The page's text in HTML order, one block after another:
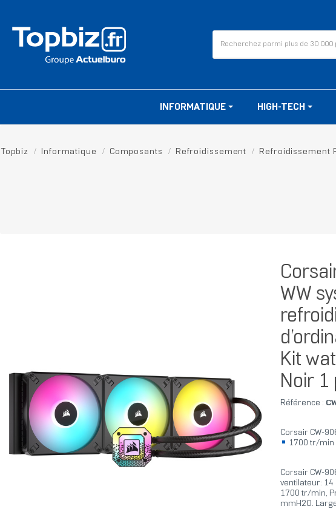
INFORMATIQUE HIGH-TECH
Topbiz Informatique Composants Refroidissement Refroidissement
WW
Kit
Noir 1
Référence :
Corsair CW-
1700 tr/min
Corsair CW-
ventilateur: 14
1700 tr/min,
mmH2O.